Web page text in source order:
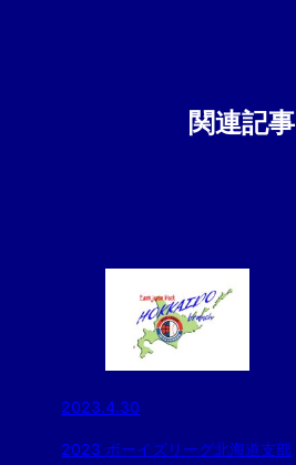
関連記事
2023.4.30
2023 ボーイズリーグ北海道支部